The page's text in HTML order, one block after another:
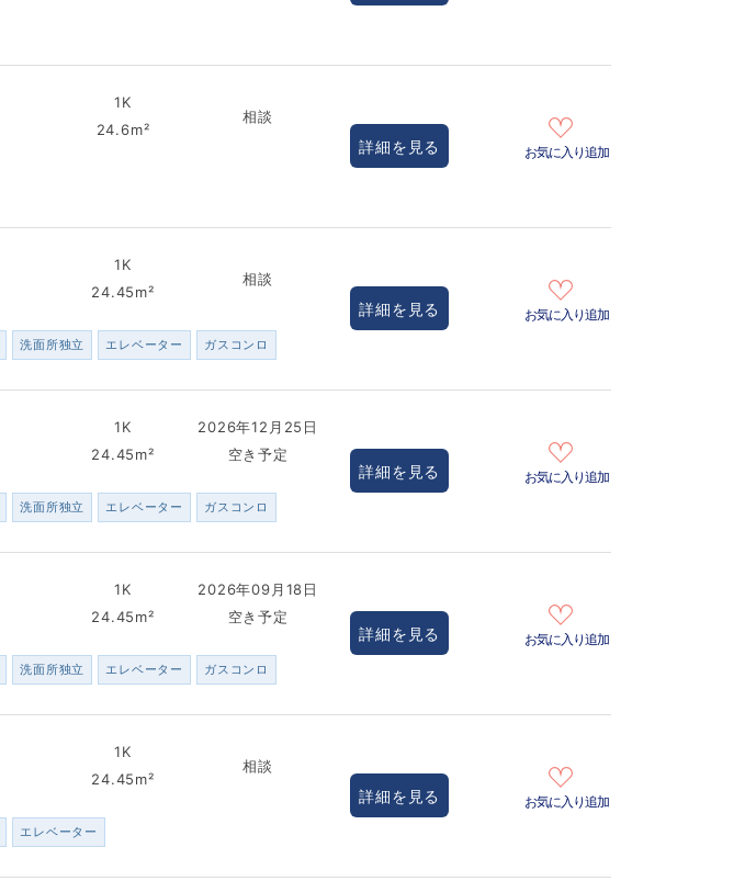
1K
24.6m²
相談
詳細を見る お気に入り追加
1K
24.45m²
相談
洗面所独立 エレベーター ガスコンロ
詳細を見る お気に入り追加
1K
24.45m²
2026年12月25日
空き予定
洗面所独立 エレベーター ガスコンロ
詳細を見る お気に入り追加
1K
24.45m²
2026年09月18日
空き予定
洗面所独立 エレベーター ガスコンロ
詳細を見る お気に入り追加
1K
24.45m²
相談
エレベーター
詳細を見る お気に入り追加